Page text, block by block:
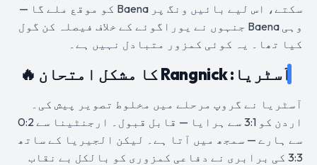
سکتے، اس لیے بائیں ونگ پر Baena کو موقع ملے گا —
وہی Baena جنہوں نے یوراگوئے کے خلاف فیصلہ کن گول
کیا تھا۔ یہ کوئی کمزور متبادل نہیں ہے۔
آسٹریا: Rangnick کا مشکل امتحان 🔥
آسٹریا نے گروپ مرحلے میں مخلوط تصویر پیش کی۔
اردن کو 3:1 سے ہرایا — قابل قبول۔ ارجنٹینا سے 0:2
سے ہارے — سمجھ میں آتا ہے۔ لیکن الجیریا کے ساتھ
3:3 کی برابری نے دفاعی کمزوری کو بالکل بے نقاب